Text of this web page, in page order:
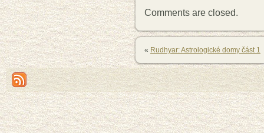
Comments are closed.
« Rudhyar: Astrologické domy část 1